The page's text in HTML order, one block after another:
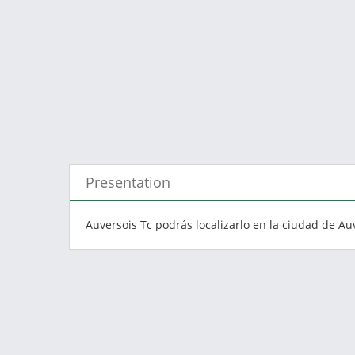
Presentation
Auversois Tc podrás localizarlo en la ciudad de